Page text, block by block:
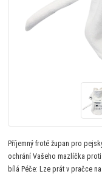
Příjemný froté župan pro
ochrání Vašeho mazlíčka
bílá Péče: Lze prát v pračce